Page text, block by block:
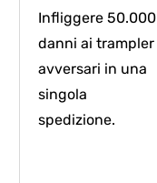
Infliggere 50.000
danni ai trampler
avversari in una
singola
spedizione.